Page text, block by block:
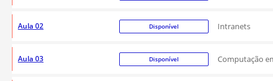
Aula 02 Disponível Intranets
Aula 03 Disponível Computação